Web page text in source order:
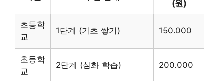
(원)
초등학
교
1단계 (기초 쌓기) 150.000
초등학
교
2단계 (심화 학습) 200.000